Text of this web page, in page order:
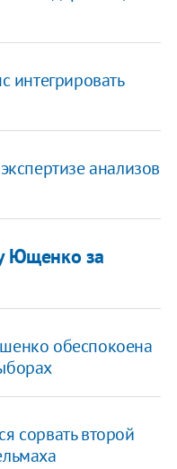
интегрировать
анализов
Ющенко за
обеспокоена
сорвать второй